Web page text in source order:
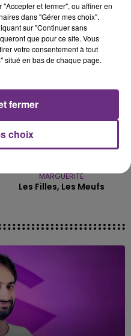
STROMAE
Papaoutai
14h15
14h15
MARGUERITE
Les Filles, Les Meufs
et fermer", ou affiner en
dans "Gérer mes choix".
sur "Continuer sans
que pour ce site. Vous
votre consentement à tout
situé en bas de chaque page.
choix
fermer